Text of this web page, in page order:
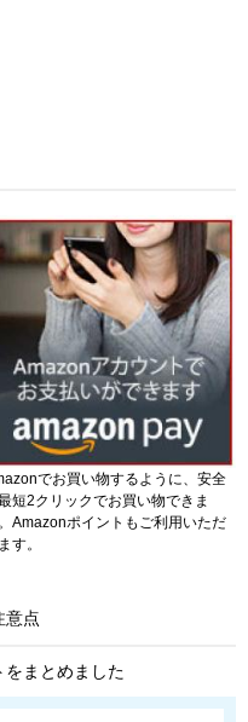
でお買い物するように、安全
短2クリックでお買い物できま
Amazonポイントもご利用いただ
す。
意点
まとめました